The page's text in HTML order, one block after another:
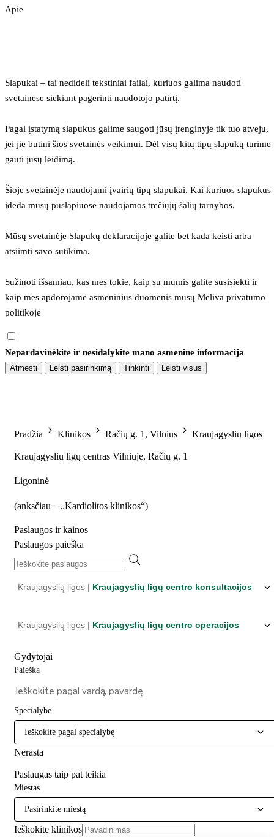
Apie
Slapukai – tai nedideli tekstiniai failai, kuriuos galima naudoti
svetainėse siekiant pagerinti naudotojo patirtį.
Pagal įstatymą slapukus galime saugoti jūsų įrenginyje tik tuo atveju,
jei jie būtini šios svetainės veikimui. Dėl visų kitų tipų slapukų turime
gauti jūsų leidimą.
Šioje svetainėje naudojami įvairių tipų slapukai. Kai kuriuos slapukus
įdeda mūsų puslapiuose naudojamos trečiųjų šalių tarnybos.
Mūsų svetainėje Slapukų deklaracijoje galite bet kada keisti arba
atsiimti savo sutikimą.
Sužinoti išsamiau, kas mes tokie, kaip su mumis galite susisiekti ir
kaip mes apdorojame asmeninius duomenis mūsų Meliva privatumo
politikoje
Nepardavinėkite ir nesidalykite mano asmenine informacija
Atmesti Leisti pasirinkimą Tinkinti Leisti visus
Pradžia Klinikos Račių g. 1, Vilnius Kraujagyslių ligos
Kraujagyslių ligų centras Vilniuje, Račių g. 1
Ligoninė
(anksčiau – „Kardiolitos klinikos“)
Paslaugos ir kainos
Paslaugos paieška
Kraujagyslių ligos | Kraujagyslių ligų centro konsultacijos
Kraujagyslių ligos | Kraujagyslių ligų centro operacijos
Gydytojai
Paieška
Specialybė
Ieškokite pagal specialybę
Nerasta
Paslaugas taip pat teikia
Miestas
Pasirinkite miestą
Ieškokite klinikos